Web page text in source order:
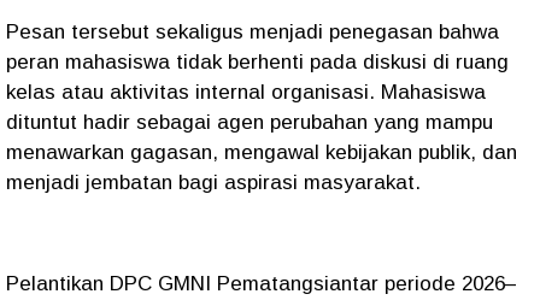
Pesan tersebut sekaligus menjadi penegasan bahwa
peran mahasiswa tidak berhenti pada diskusi di ruang
kelas atau aktivitas internal organisasi. Mahasiswa
dituntut hadir sebagai agen perubahan yang mampu
menawarkan gagasan, mengawal kebijakan publik, dan
menjadi jembatan bagi aspirasi masyarakat.
Pelantikan DPC GMNI Pematangsiantar periode 2026–